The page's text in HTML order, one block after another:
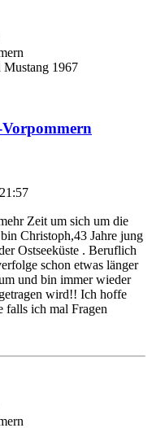
1967
Zeit um sich um die
Christoph,43 Jahre jung
Ostseeküste . Beruflich
schon etwas länger
und bin immer wieder
wird!! Ich hoffe
falls ich mal Fragen